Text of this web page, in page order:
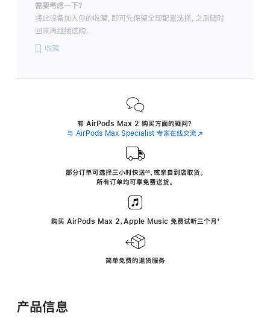
需要考虑一下？
将此设备加入你的收藏，即可先保留全部配置选择，之后随时
回来再继续选购。
收藏
有 AirPods Max 2 购买方面的疑问？
与 AirPods Max Specialist 专家在线交流(在
中
部分订单可选择三小时快送∆∆， 或亲自到店取货。
所有订单均可享免费送货。
购买 AirPods Max 2，Apple Music 免费试听三个月 ‍脚
‍⁺
简单免费的退货服务
产品信息